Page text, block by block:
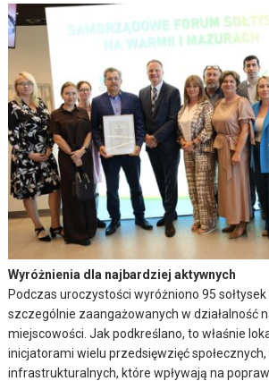
Wyróżnienia dla najbardziej aktywnych
Podczas uroczystości wyróżniono 95 sołtysek
szczególnie zaangażowanych w działalność
miejscowości. Jak podkreślano, to właśnie
inicjatorami wielu przedsięwzięć
infrastrukturalnych, które wpływają na